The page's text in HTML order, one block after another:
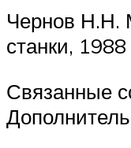
Чернов Н.Н.
станки, 1988
Связанные